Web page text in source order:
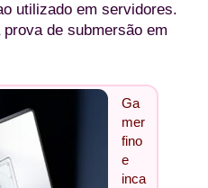
utilizado em servidores.
de submersão em
Ga
mer
fino
e
inca